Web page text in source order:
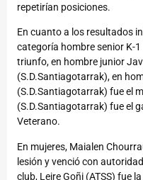
repetirían posiciones.
En cuanto a los resultados
categoría hombre senior K-1
triunfo, en hombre junior
(S.D.Santiagotarrak), en
(S.D.Santiagotarrak) fue el
(S.D.Santiagotarrak) fue el
Veterano.
En mujeres, Maialen
lesión y venció con
club, Leire Goñi (ATSS) fue